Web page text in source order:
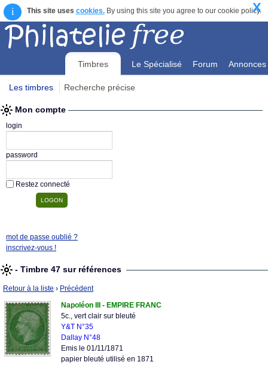
i This site uses cookies.By using this site you agree to our cookie policy.
X
Timbres Le Spécialisé Forum Annonces
Les timbres Recherche précise
Mon compte
login
password
Restez connecté
mot de passe oublié ?
inscrivez-vous !
- Timbre 47 sur références
Retour à la liste › Précédent
Napoléon III - EMPIRE FRANC
5c., vert clair sur bleuté
Y&T N°35
Dallay N°48
Emis le 01/11/1871
papier bleuté utilisé en 1871